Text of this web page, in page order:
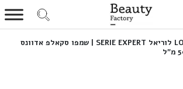
LOREAL לוריאל SERIE EXPERT | שמפו סקאלפ אדוונס